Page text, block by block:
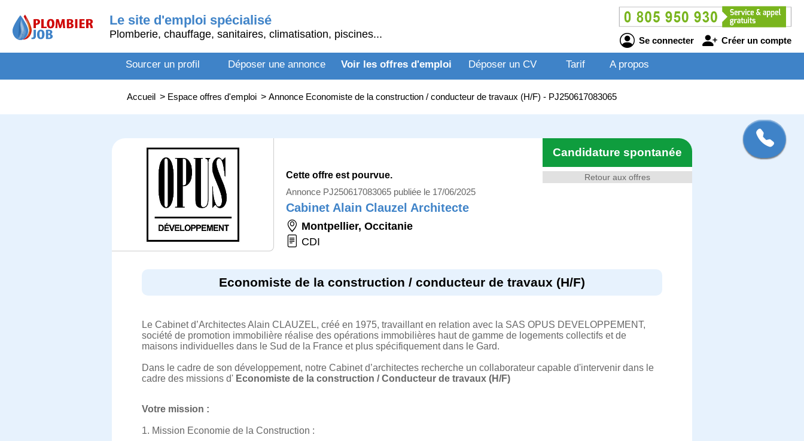
Le site d'emploi spécialisé
Plomberie, chauffage, sanitaires, climatisation, piscines...
Se connecter Créer un compte
Sourcer un profil Déposer une annonce Voir les offres d'emploi Déposer un CV Tarif A propos
Accueil > Espace offres d'emploi > Annonce Economiste de la construction / conducteur de travaux (H/F) - PJ250617083065
Retour aux offres
Candidature spontanée
Cette offre est pourvue.
Annonce PJ250617083065 publiée le 17/06/2025
Cabinet Alain Clauzel Architecte
Montpellier, Occitanie
CDI
Economiste de la construction / conducteur de travaux (H/F)
Le Cabinet d’Architectes Alain CLAUZEL, créé en 1975, travaillant en relation avec la SAS OPUS DEVELOPPEMENT,
société de promotion immobilière réalise des opérations immobilières haut de gamme de logements collectifs et de
maisons individuelles dans le Sud de la France et plus spécifiquement dans le Gard.
Dans le cadre de son développement, notre Cabinet d’architectes recherche un collaborateur capable d'intervenir dans le
cadre des missions d' Economiste de la construction / Conducteur de travaux (H/F)
Votre mission :
1. Mission Economie de la Construction :